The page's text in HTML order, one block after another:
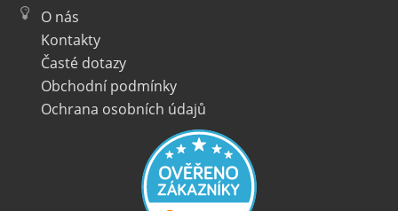
O nás
Kontakty
Časté dotazy
Obchodní podmínky
Ochrana osobních údajů